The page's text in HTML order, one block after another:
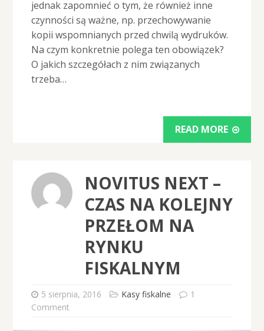
jednak zapomnieć o tym, że również inne
czynności są ważne, np. przechowywanie
kopii wspomnianych przed chwilą wydruków.
Na czym konkretnie polega ten obowiązek?
O jakich szczegółach z nim związanych
trzeba…
READ MORE
NOVITUS NEXT –
CZAS NA KOLEJNY
PRZEŁOM NA
RYNKU
FISKALNYM
5 sierpnia, 2016 Kasy fiskalne
1
Comment